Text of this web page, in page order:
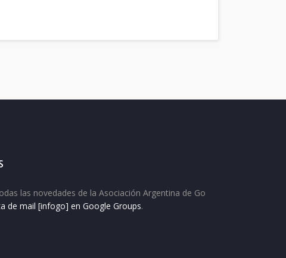
las novedades de la Asociación Argentina de Go
de mail [infogo] en Google Groups.